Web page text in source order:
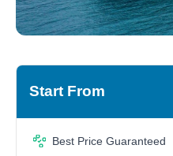
Start From
Best Price Guaranteed